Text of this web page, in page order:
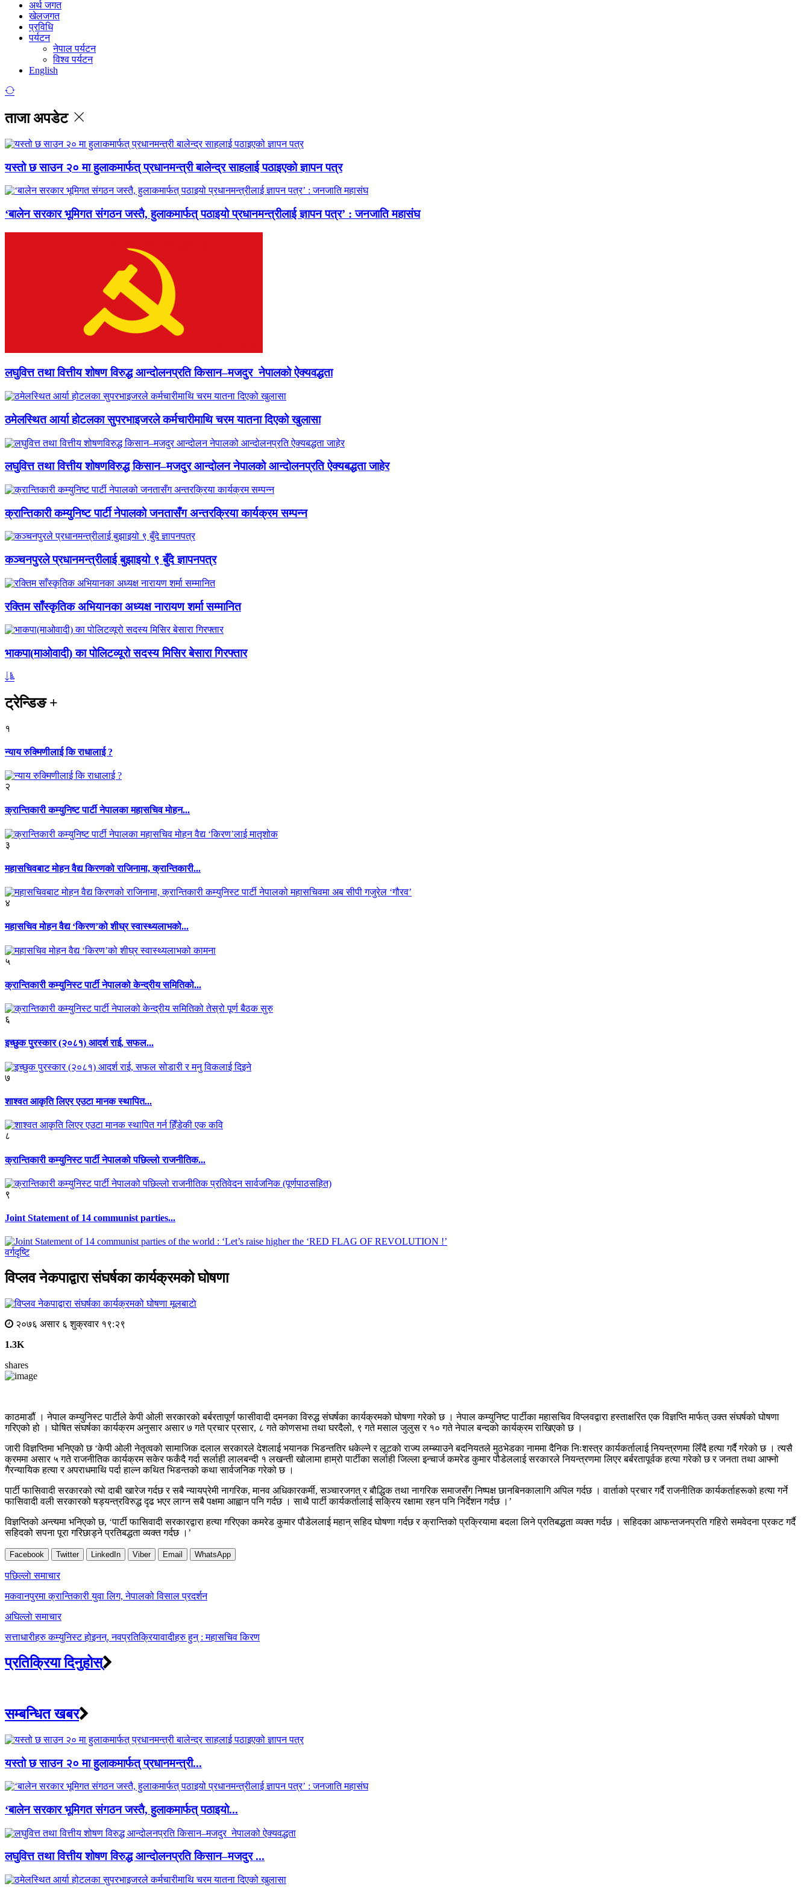
अर्थ जगत
खेलजगत
प्रविधि
पर्यटन
नेपाल पर्यटन
विश्व पर्यटन
English
ताजा अपडेट
यस्तो छ साउन २० मा हुलाकमार्फत् प्रधानमन्त्री बालेन्द्र साहलाई पठाइएको ज्ञापन पत्र
‘बालेन सरकार भूमिगत संगठन जस्तै, हुलाकमार्फत् पठाइयो प्रधानमन्त्रीलाई ज्ञापन पत्र’ : जनजाति महासंघ
लघुवित्त तथा वित्तीय शोषण विरुद्ध आन्दोलनप्रति किसान–मजदुर नेपालको ऐक्यवद्धता
ठमेलस्थित आर्या होटलका सुपरभाइजरले कर्मचारीमाथि चरम यातना दिएको खुलासा
लघुवित्त तथा वित्तीय शोषणविरुद्ध किसान–मजदुर आन्दोलन नेपालको आन्दोलनप्रति ऐक्यबद्धता जाहेर
क्रान्तिकारी कम्युनिष्ट पार्टी नेपालको जनतासँग अन्तरक्रिया कार्यक्रम सम्पन्न
कञ्चनपुरले प्रधानमन्त्रीलाई बुझाइयो ९ बुँदे ज्ञापनपत्र
रक्तिम साँस्कृतिक अभियानका अध्यक्ष नारायण शर्मा सम्मानित
भाकपा(माओवादी) का पोलिटव्यूरो सदस्य मिसिर बेसारा गिरफ्तार
ट्रेन्डिङ+
१
न्याय रुक्मिणीलाई कि राधालाई ?
२
क्रान्तिकारी कम्युनिष्ट पार्टी नेपालका महासचिव मोहन...
३
महासचिवबाट मोहन वैद्य किरणको राजिनामा, क्रान्तिकारी...
४
महासचिव मोहन वैद्य ‘किरण’को शीघ्र स्वास्थ्यलाभको...
५
क्रान्तिकारी कम्युनिस्ट पार्टी नेपालको केन्द्रीय समितिको...
६
इच्छुक पुरस्कार (२०८१) आदर्श राई, सफल...
७
शाश्वत आकृति लिएर एउटा मानक स्थापित...
८
क्रान्तिकारी कम्युनिस्ट पार्टी नेपालको पछिल्लो राजनीतिक...
९
Joint Statement of 14 communist parties...
वर्गदृष्टि
विप्लव नेकपाद्वारा संघर्षका कार्यक्रमको घोषणा
मूलबाटाे
२०७६ असार ६ शुक्रवार १९:२९
1.3K
shares
काठमाडौं । नेपाल कम्युनिस्ट पार्टीले केपी ओली सरकारको बर्बरतापूर्ण फासीवादी दमनका विरुद्ध संघर्षका कार्यक्रमको घोषणा गरेको छ । नेपाल कम्युनिष्ट पार्टीका महासचिव विप्लवद्वारा हस्ताक्षरित एक विज्ञप्ति मार्फत् उक्त संघर्षको घोषणा
गरिएको हो । घोषित संघर्षका कार्यक्रम अनुसार असार ७ गते प्रचार प्रसार, ८ गते कोणसभा तथा घरदैलो, ९ गते मसाल जुलुस र १० गते नेपाल बन्दको कार्यक्रम राखिएको छ ।
जारी विज्ञप्तिमा भनिएको छ ‘केपी ओली नेतृत्वको सामाजिक दलाल सरकारले देशलाई भयानक भिडन्ततिर धकेल्ने र लूटको राज्य लम्ब्याउने बदनियतले मुठभेडका नाममा दैनिक निःशस्त्र कार्यकर्तालाई नियन्त्रणमा लिँदै हत्या गर्दै गरेको छ । त्यसै
क्रममा असार ५ गते राजनीतिक कार्यक्रम सकेर फर्कंदै गर्दा सर्लाही लालबन्दी १ लखन्ती खोलामा हाम्रो पार्टीका सर्लाही जिल्ला इन्चार्ज कमरेड कुमार पौडेललाई सरकारले नियन्त्रणमा लिएर बर्बरतापूर्वक हत्या गरेको छ र जनता तथा आफ्नो
गैरन्यायिक हत्या र अपराधमाथि पर्दा हाल्न कथित भिडन्तको कथा सार्वजनिक गरेको छ ।
पार्टी फासिवादी सरकारको त्यो दाबी खारेज गर्दछ र सबै न्यायप्रेमी नागरिक, मानव अधिकारकर्मी, सञ्चारजगत् र बौद्धिक तथा नागरिक समाजसँग निष्पक्ष छानबिनकालागि अपिल गर्दछ । वार्ताको प्रचार गर्दै राजनीतिक कार्यकर्ताहरूको हत्या गर्ने
फासिवादी वली सरकारको षड्यन्त्रविरुद्ध दृढ भएर लाग्न सबै पक्षमा आह्वान पनि गर्दछ । साथै पार्टी कार्यकर्तालाई सक्रिय रक्षामा रहन पनि निर्देशन गर्दछ ।’
विज्ञप्तिको अन्त्यमा भनिएको छ, ‘पार्टी फासिवादी सरकारद्वारा हत्या गरिएका कमरेड कुमार पौडेललाई महान् सहिद घोषणा गर्दछ र क्रान्तिको प्रक्रियामा बदला लिने प्रतिबद्धता व्यक्त गर्दछ । सहिदका आफन्तजनप्रति गहिरो समवेदना प्रकट गर्दै
सहिदको सपना पूरा गरिछाड्ने प्रतिबद्धता व्यक्त गर्दछ ।’
Facebook Twitter LinkedIn Viber Email WhatsApp
Post
navigation
पछिल्लाे समाचार
मकवानपुरमा क्रान्तिकारी युवा लिग, नेपालको विसाल प्रदर्शन
अघिल्लाे समाचार
सत्ताधारीहरु कम्युनिस्ट होइनन्, नवप्रतिक्रियावादीहरु हुन् : महासचिव किरण
प्रतिक्रिया दिनुहोस्
सम्बन्धित खबर
यस्तो छ साउन २० मा हुलाकमार्फत् प्रधानमन्त्री...
‘बालेन सरकार भूमिगत संगठन जस्तै, हुलाकमार्फत् पठाइयो...
लघुवित्त तथा वित्तीय शोषण विरुद्ध आन्दोलनप्रति किसान–मजदुर ...